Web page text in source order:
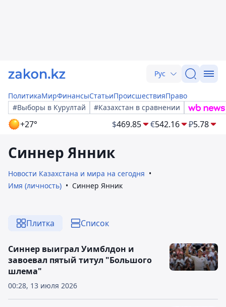
Рус
ПолитикаМирФинансыСтатьиПроисшествияПраво
#Выборы в Курултай
#Казахстан в сравнении
+27° $469.85 €542.16 ₽5.78
Синнер Янник
Новости Казахстана и мира на сегодня
Имя (личность)
Синнер Янник
Плитка Список
00:28, 13 июля 2026
Синнер выиграл Уимблдон и
завоевал пятый титул "Большого
шлема"